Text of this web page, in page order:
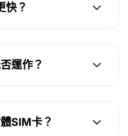
快？
運作？
SIM卡？